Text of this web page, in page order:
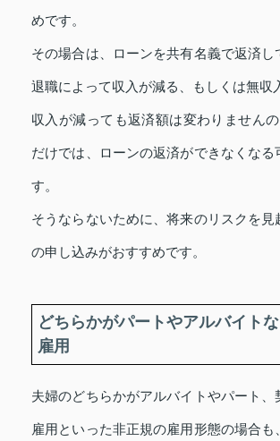
めです。
その場合は、ローンを共有名義で返済し
退職によって収入が減る、もしくは無収
収入が減っても返済額は変わりません
だけでは、ローンの返済ができなくなる
す。
そうならないために、将来のリスクを見
の申し込みがおすすめです。
どちらかがパートやアルバイト
雇用
夫婦のどちらかがアルバイトやパート、
雇用といった非正規の雇用形態の場合も